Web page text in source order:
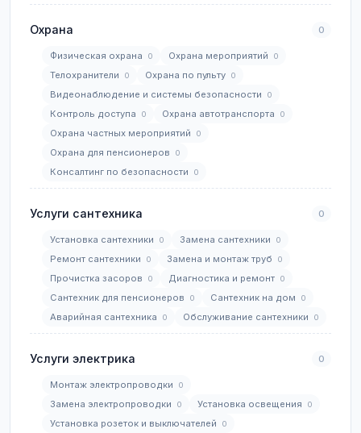
Охрана 0
Физическая охрана 0 Охрана мероприятий 0
Телохранители 0 Охрана по пульту 0
Видеонаблюдение и системы безопасности 0
Контроль доступа 0 Охрана автотранспорта 0
Охрана частных мероприятий 0
Охрана для пенсионеров 0
Консалтинг по безопасности 0
Услуги сантехника 0
Установка сантехники 0 Замена сантехники 0
Ремонт сантехники 0 Замена и монтаж труб 0
Прочистка засоров 0 Диагностика и ремонт 0
Сантехник для пенсионеров 0 Сантехник на дом 0
Аварийная сантехника 0 Обслуживание сантехники 0
Услуги электрика 0
Монтаж электропроводки 0
Замена электропроводки 0 Установка освещения 0
Установка розеток и выключателей 0